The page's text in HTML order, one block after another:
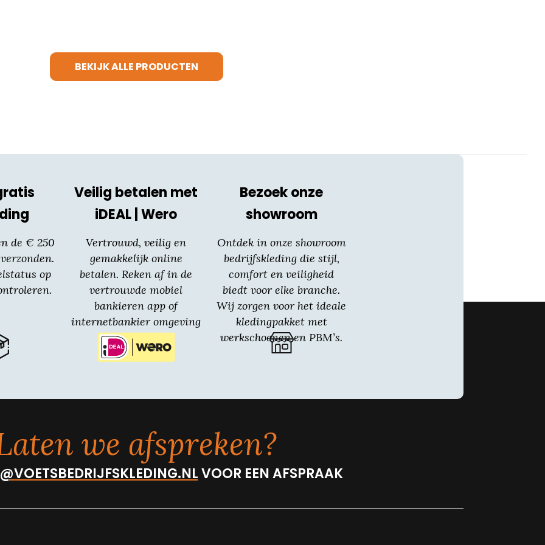
BEKIJK ALLE PRODUCTEN
de € 250
op
Veilig betalen met
iDEAL | Wero
Vertrouwd, veilig en
gemakkelijk online
betalen. Reken af in de
vertrouwde mobiel
bankieren app of
internetbankier omgeving
van jouw bank.
Bezoek onze
showroom
Ontdek in onze showroom
bedrijfskleding die stijl,
comfort en veiligheid
biedt voor elke branche.
Wij zorgen voor het ideale
kledingpakket met
werkschoenen en PBM’s.
we afspreken?
VOOR EEN AFSPRAAK